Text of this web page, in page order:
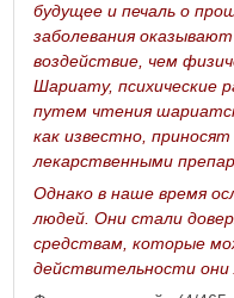
будущее и печаль о
заболевания
воздействие, чем
Шариату, психические
путем чтения
как известно,
лекарственными
Однако в наше время
людей. Они стали
средствам, которые
действительности